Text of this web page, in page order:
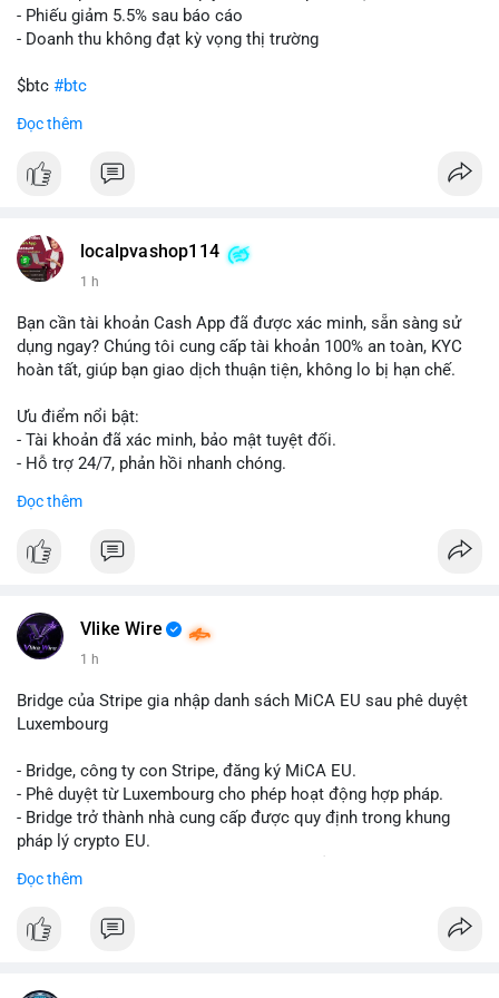
- Phiếu giảm 5.5% sau báo cáo
- Doanh thu không đạt kỳ vọng thị trường
$btc #btc
#vlikevn
📰 Nguồn: Cointelegraph
Đọc thêm
localpvashop114
1 h
Bạn cần tài khoản Cash App đã được xác minh, sẵn sàng sử
dụng ngay? Chúng tôi cung cấp tài khoản 100% an toàn, KYC
hoàn tất, giúp bạn giao dịch thuận tiện, không lo bị hạn chế.
Ưu điểm nổi bật:
- Tài khoản đã xác minh, bảo mật tuyệt đối.
- Hỗ trợ 24/7, phản hồi nhanh chóng.
nay:
📧 Email: localpvashop@gmail.com
Đọc thêm
Vlike Wire
1 h
Bridge của Stripe gia nhập danh sách MiCA EU sau phê duyệt
Luxembourg
- Bridge, công ty con Stripe, đăng ký MiCA EU.
- Phê duyệt từ Luxembourg cho phép hoạt động hợp pháp.
- Bridge trở thành nhà cung cấp được quy định trong khung
pháp lý crypto EU.
#luxembourg
Đọc thêm